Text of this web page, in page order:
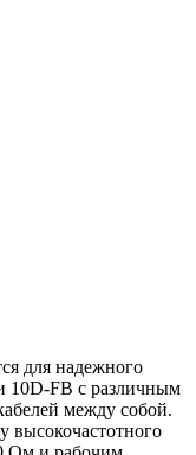
для надежного
10D-FB с различным
между собой.
высокочастотного